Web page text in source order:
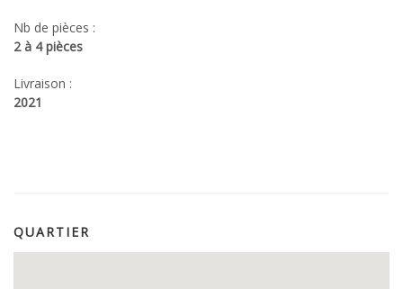
Nb de pièces :
2 à 4 pièces
Livraison :
2021
QUARTIER